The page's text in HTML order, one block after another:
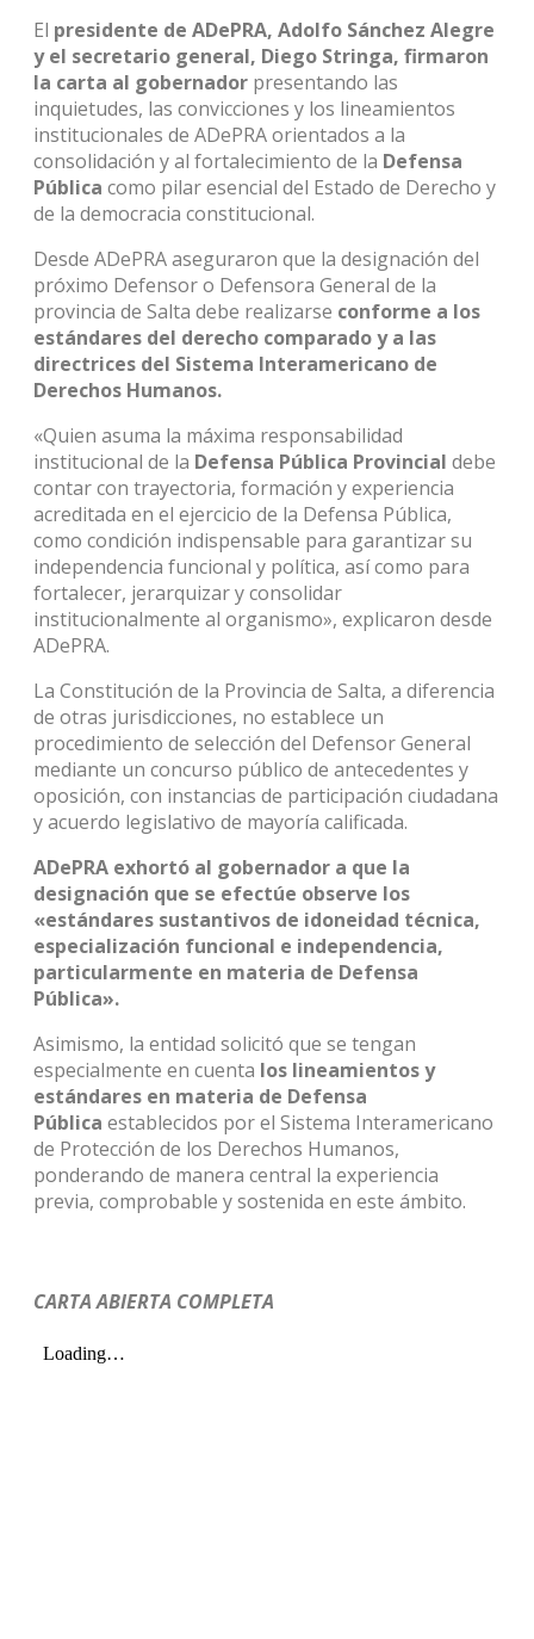
El presidente de ADePRA, Adolfo Sánchez Alegre
y el secretario general, Diego Stringa, firmaron
la carta al gobernador presentando las
inquietudes, las convicciones y los lineamientos
institucionales de ADePRA orientados a la
consolidación y al fortalecimiento de la Defensa
Pública como pilar esencial del Estado de Derecho y
de la democracia constitucional.
Desde ADePRA aseguraron que la designación del
próximo Defensor o Defensora General de la
provincia de Salta debe realizarse conforme a los
estándares del derecho comparado y a las
directrices del Sistema Interamericano de
Derechos Humanos.
«Quien asuma la máxima responsabilidad
institucional de la Defensa Pública Provincial debe
contar con trayectoria, formación y experiencia
acreditada en el ejercicio de la Defensa Pública,
como condición indispensable para garantizar su
independencia funcional y política, así como para
fortalecer, jerarquizar y consolidar
institucionalmente al organismo», explicaron desde
ADePRA.
La Constitución de la Provincia de Salta, a diferencia
de otras jurisdicciones, no establece un
procedimiento de selección del Defensor General
mediante un concurso público de antecedentes y
oposición, con instancias de participación ciudadana
y acuerdo legislativo de mayoría calificada.
ADePRA exhortó al gobernador a que la
designación que se efectúe observe los
«estándares sustantivos de idoneidad técnica,
especialización funcional e independencia,
particularmente en materia de Defensa
Pública».
Asimismo, la entidad solicitó que se tengan
especialmente en cuenta los lineamientos y
estándares en materia de Defensa
Pública establecidos por el Sistema Interamericano
de Protección de los Derechos Humanos,
ponderando de manera central la experiencia
previa, comprobable y sostenida en este ámbito.
CARTA ABIERTA COMPLETA